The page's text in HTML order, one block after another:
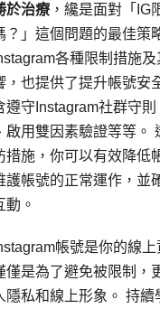
於治療 ，纔是面對「IG
？」這個問題的最佳策
各種限制措施及
，也提供了提升帳號安
遵守Instagram社群守
啟用雙因素驗證等等。
措施，你可以有效降低
護帳號的正常運作，並
動。
帳號是你的線上
僅是為了避免被限制，
隱私和線上形象。 持續